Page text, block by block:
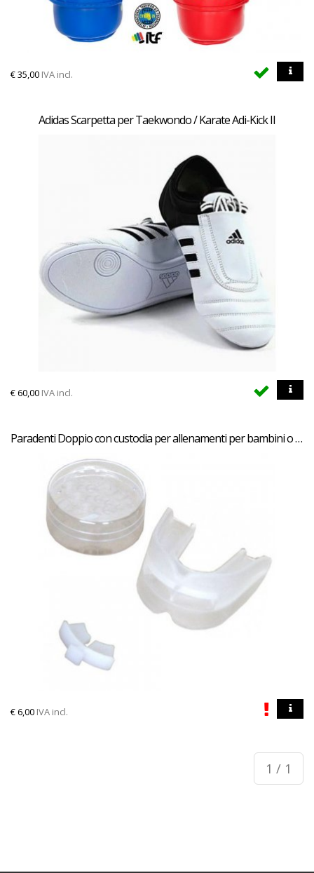
€35,00 IVA incl.
Adidas Scarpetta per Taekwondo / Karate Adi-Kick II
€60,00 IVA incl.
Paradenti Doppio con custodia per allenamenti per bambini o adulti
€6,00 IVA incl.
1 / 1